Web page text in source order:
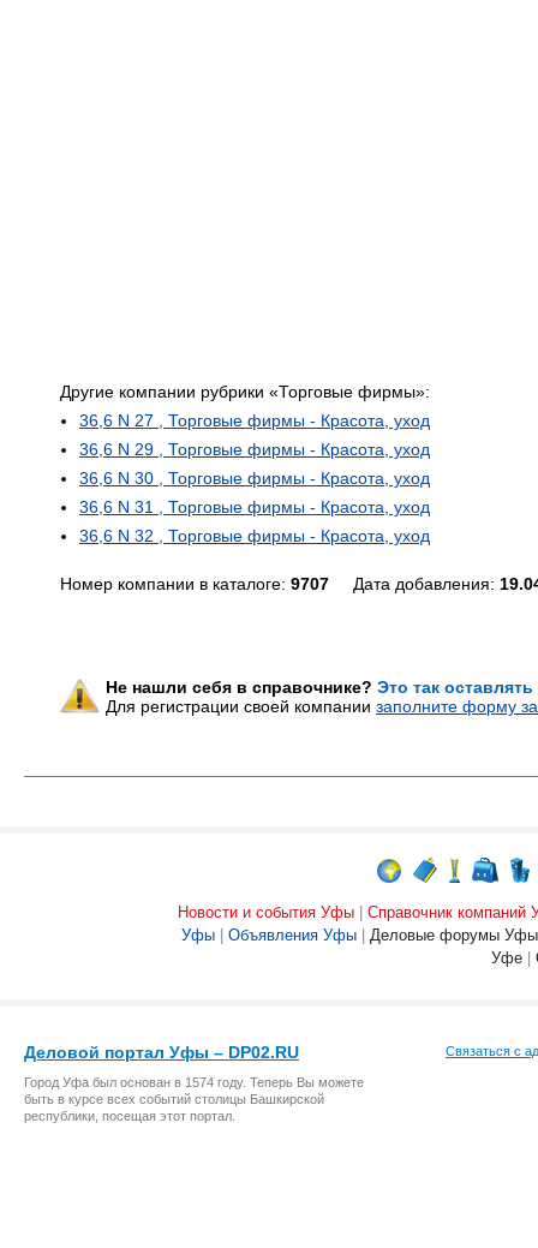
Другие компании рубрики «Торговые фирмы»:
36,6 N 27 , Торговые фирмы - Красота, уход
36,6 N 29 , Торговые фирмы - Красота, уход
36,6 N 30 , Торговые фирмы - Красота, уход
36,6 N 31 , Торговые фирмы - Красота, уход
36,6 N 32 , Торговые фирмы - Красота, уход
Номер компании в каталоге: 9707 Дата добавления:
Не нашли себя в справочнике? Это так
Для регистрации своей компании заполните форму
Новости и события Уфы
Справочник компаний
Уфы
Объявления Уфы
Деловые форумы Уфы
Уфе
Деловой портал Уфы – DP02.RU
Город Уфа был основан в 1574 году. Теперь Вы можете
быть в курсе всех событий столицы Башкирской
республики, посещая этот портал.
Связаться с